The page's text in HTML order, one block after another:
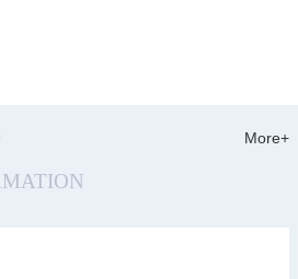
More+